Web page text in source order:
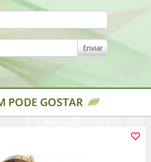
Enviar
PODE GOSTAR